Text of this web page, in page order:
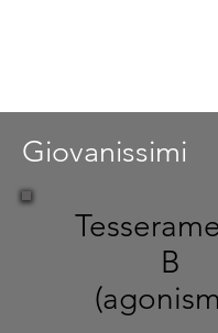
Giovanissimi
B